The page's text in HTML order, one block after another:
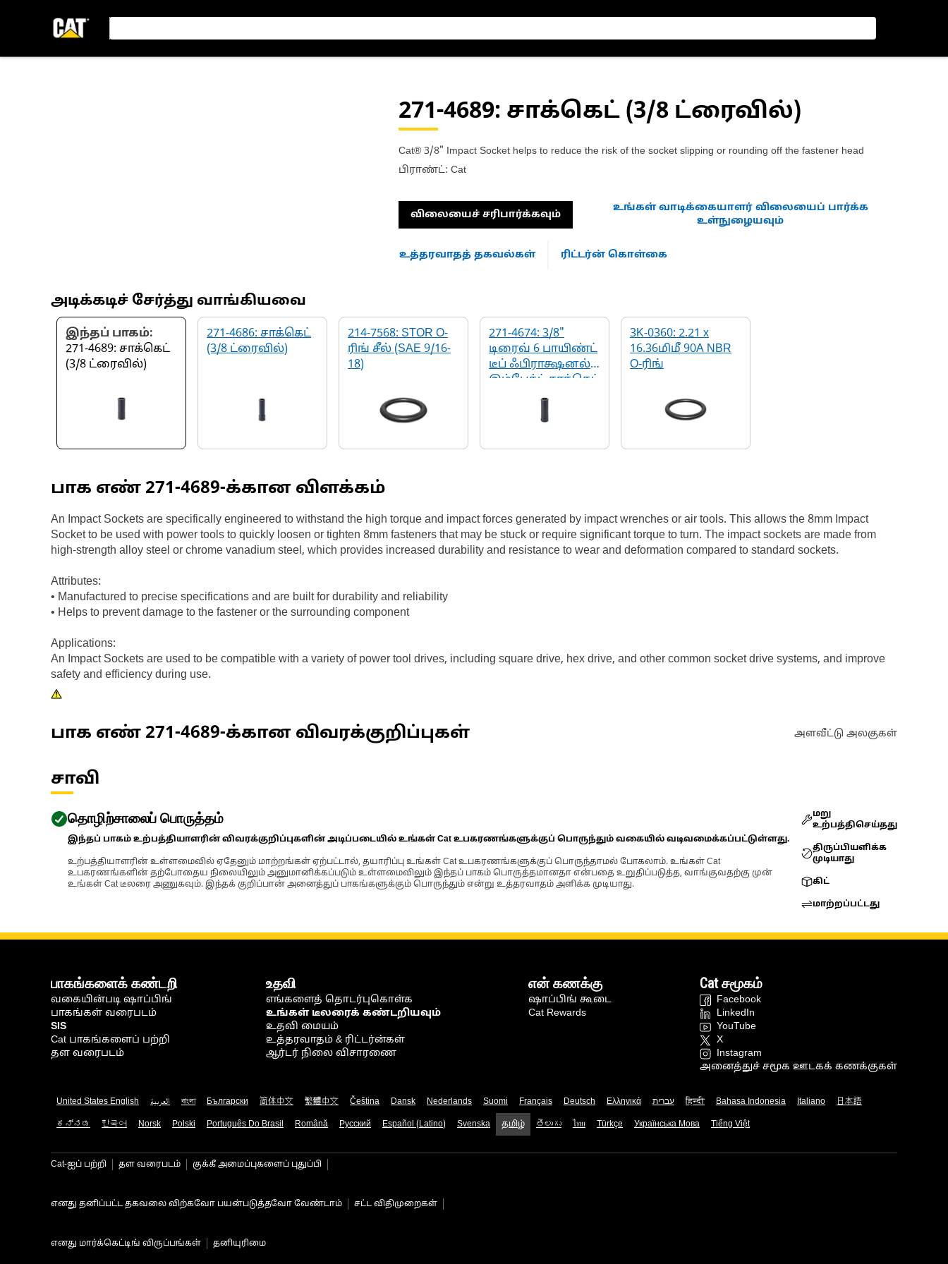
271-4689: சாக்கெட் (3/8 ட்ரைவில்)
Cat® 3/8" Impact Socket helps to reduce the risk of the socket slipping or rounding off the fastener head
பிராண்ட்: Cat
விலையைச் சரிபார்க்கவும்
உங்கள் வாடிக்கையாளர் விலையைப் பார்க்க
உள்நுழையவும்
உத்தரவாதத் தகவல்கள் ரிட்டர்ன் கொள்கை
அடிக்கடிச் சேர்த்து வாங்கியவை
இந்தப் பாகம்:
271-4689: சாக்கெட்
(3/8 ட்ரைவில்)
271-4686: சாக்கெட்
(3/8 ட்ரைவில்)
214-7568: STOR O-
ரிங் சீல் (SAE 9/16-
18)
271-4674: 3/8"
டிரைவ் 6 பாயிண்ட்
டீப் ஃபிராக்ஷனல்
இம்பேக்ட் சாக்கெட்
3K-0360: 2.21 x
16.36மிமீ 90A NBR
O-ரிங்
பாக எண் 271-4689-க்கான விளக்கம்
An Impact Sockets are specifically engineered to withstand the high torque and impact forces generated by impact wrenches or air tools. This allows the 8mm Impact
Socket to be used with power tools to quickly loosen or tighten 8mm fasteners that may be stuck or require significant torque to turn. The impact sockets are made from
high-strength alloy steel or chrome vanadium steel, which provides increased durability and resistance to wear and deformation compared to standard sockets.
Attributes:
• Manufactured to precise specifications and are built for durability and reliability
• Helps to prevent damage to the fastener or the surrounding component
Applications:
An Impact Sockets are used to be compatible with a variety of power tool drives, including square drive, hex drive, and other common socket drive systems, and improve
safety and efficiency during use.
பாக எண் 271-4689-க்கான விவரக்குறிப்புகள் அளவீட்டு அலகுகள்
சாவி
தொழிற்சாலைப் பொருத்தம்
இந்தப் பாகம் உற்பத்தியாளரின் விவரக்குறிப்புகளின் அடிப்படையில் உங்கள் Cat உபகரணங்களுக்குப் பொருந்தும் வகையில் வடிவமைக்கப்பட்டுள்ளது.
உற்பத்தியாளரின் உள்ளமைவில் ஏதேனும் மாற்றங்கள் ஏற்பட்டால், தயாரிப்பு உங்கள் Cat உபகரணங்களுக்குப் பொருந்தாமல் போகலாம். உங்கள் Cat
உபகரணங்களின் தற்போதைய நிலையிலும் அனுமானிக்கப்படும் உள்ளமைவிலும் இந்தப் பாகம் பொருத்தமானதா என்பதை உறுதிப்படுத்த, வாங்குவதற்கு முன்
உங்கள் Cat டீலரை அணுகவும். இந்தக் குறிப்பான் அனைத்துப் பாகங்களுக்கும் பொருந்தும் என்று உத்தரவாதம் அளிக்க முடியாது.
மறு
உற்பத்திசெய்தது
திருப்பியளிக்க
முடியாது
கிட்
மாற்றப்பட்டது
பாகங்களைக் கண்டறி
வகையின்படி ஷாப்பிங்
பாகங்கள் வரைபடம்
SIS
Cat பாகங்களைப் பற்றி
தள வரைபடம்
உதவி
எங்களைத் தொடர்புகொள்க
உங்கள் டீலரைக் கண்டறியவும்
உதவி மையம்
உத்தரவாதம் & ரிட்டர்ன்கள்
ஆர்டர் நிலை விசாரணை
என் கணக்கு
ஷாப்பிங் கூடை
Cat Rewards
Cat சமூகம்
Facebook
LinkedIn
YouTube
X
Instagram
அனைத்துச் சமூக ஊடகக் கணக்குகள்
United States English العربية বাংলা Български 简体中文 繁體中文 Čeština Dansk Nederlands Suomi Français Deutsch Ελληνικά עברית हिन्दी Bahasa Indonesia Italiano 日本語
ಕನ್ನಡ 한국어 Norsk Polski Português Do Brasil Română Русский Español (Latino) Svenska தமிழ் తెలుగు ไทย Türkçe Українська Мова Tiếng Việt
Cat-ஐப் பற்றி தள வரைபடம் குக்கீ அமைப்புகளைப் புதுப்பி
எனது தனிப்பட்ட தகவலை விற்கவோ பயன்படுத்தவோ வேண்டாம் சட்ட விதிமுறைகள்
எனது மார்க்கெட்டிங் விருப்பங்கள் தனியுரிமை